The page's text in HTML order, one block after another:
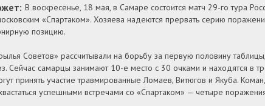
В воскресенье, 18 мая, в Самаре состоится матч 29-го тура
«Спартаком». Хозяева надеются прервать серию
позицию.
Советов» рассчитывали на борьбу за первую половину
Сейчас самарцы занимают 10-е место с 30 очками и находятся в
принять участие травмированные Ломаев, Витюгов и Якуба.
успешными встречами со «Спартаком» — четыре